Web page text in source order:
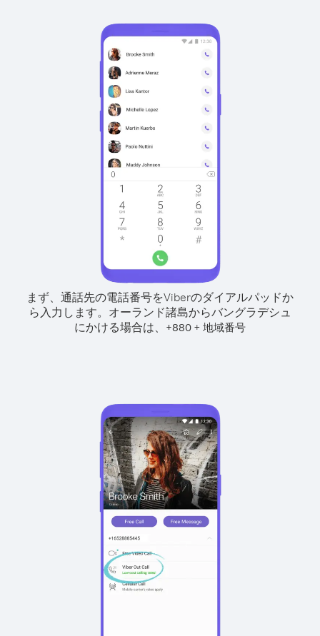
まず、通話先の電話番号をViberのダイアルパッドか
ら入力します。 オーランド諸島からバングラデシュ
にかける場合は、 +880 + 地域番号